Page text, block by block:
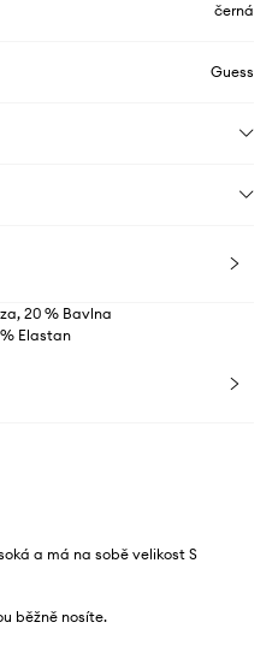
černá
Guess
20 % Bavlna
Elastan
a má na sobě velikost S
běžně nosíte.